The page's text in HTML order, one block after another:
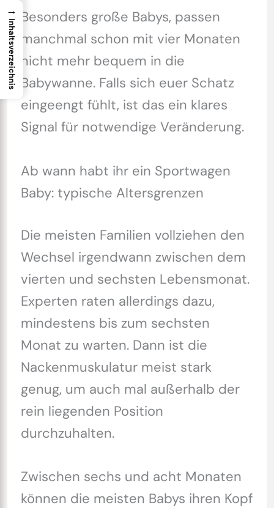
Besonders große Babys, passen
manchmal schon mit vier Monaten
nicht mehr bequem in die
Babywanne. Falls sich euer Schatz
eingeengt fühlt, ist das ein klares
Signal für notwendige Veränderung.
Ab wann habt ihr ein Sportwagen
Baby: typische Altersgrenzen
Die meisten Familien vollziehen den
Wechsel irgendwann zwischen dem
vierten und sechsten Lebensmonat.
Experten raten allerdings dazu,
mindestens bis zum sechsten
Monat zu warten. Dann ist die
Nackenmuskulatur meist stark
genug, um auch mal außerhalb der
rein liegenden Position
durchzuhalten.
Zwischen sechs und acht Monaten
können die meisten Babys ihren Kopf
→
Inhaltsverzeichnis